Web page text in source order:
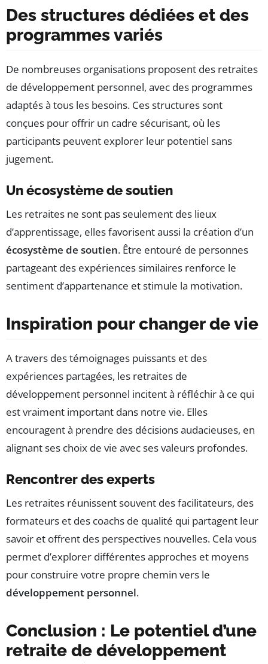
Des structures dédiées et des
programmes variés
De nombreuses organisations proposent des retraites
de développement personnel, avec des programmes
adaptés à tous les besoins. Ces structures sont
conçues pour offrir un cadre sécurisant, où les
participants peuvent explorer leur potentiel sans
jugement.
Un écosystème de soutien
Les retraites ne sont pas seulement des lieux
d’apprentissage, elles favorisent aussi la création d’un
écosystème de soutien. Être entouré de personnes
partageant des expériences similaires renforce le
sentiment d’appartenance et stimule la motivation.
Inspiration pour changer de vie
A travers des témoignages puissants et des
expériences partagées, les retraites de
développement personnel incitent à réfléchir à ce qui
est vraiment important dans notre vie. Elles
encouragent à prendre des décisions audacieuses, en
alignant ses choix de vie avec ses valeurs profondes.
Rencontrer des experts
Les retraites réunissent souvent des facilitateurs, des
formateurs et des coachs de qualité qui partagent leur
savoir et offrent des perspectives nouvelles. Cela vous
permet d’explorer différentes approches et moyens
pour construire votre propre chemin vers le
développement personnel.
Conclusion : Le potentiel d’une
retraite de développement